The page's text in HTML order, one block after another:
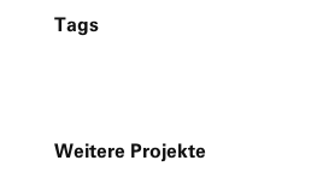
Tags
Weitere Projekte